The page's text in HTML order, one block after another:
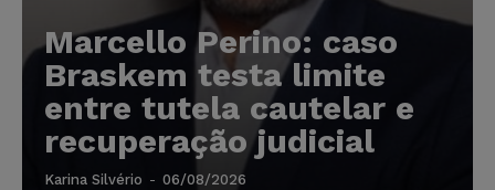
Marcello Perino: caso
Braskem testa limite
entre tutela cautelar e
recuperação judicial
Karina Silvério - 06/08/2026